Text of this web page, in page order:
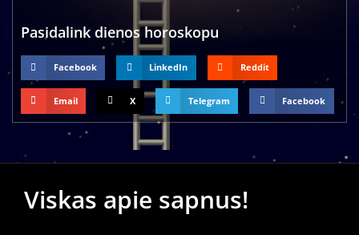
Pasidalink dienos horoskopu
Facebook LinkedIn Reddit
Email X Telegram Facebook
Viskas apie sapnus!